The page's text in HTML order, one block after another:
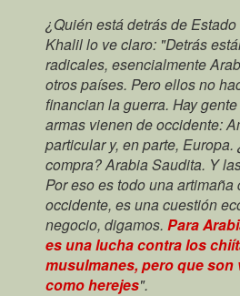
¿Quién está detrás de
Khalil lo ve claro: "Detrás
radicales, esencialmente
otros países. Pero ellos no
financian la guerra. Hay
armas vienen de occidente:
particular y, en parte, Europa.
compra? Arabia Saudita. Y
Por eso es todo una artimaña
occidente, es una cuestión
negocio, digamos. Para
es una lucha contra los
musulmanes, pero que
como herejes".